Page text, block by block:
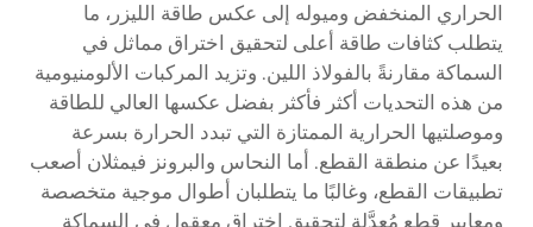
الحراري المنخفض وميوله إلى عكس طاقة الليزر، ما
يتطلب كثافات طاقة أعلى لتحقيق اختراق مماثل في
السماكة مقارنةً بالفولاذ اللين. وتزيد المركبات الألومنيومية
من هذه التحديات أكثر فأكثر بفضل عكسها العالي للطاقة
وموصلتيها الحرارية الممتازة التي تبدد الحرارة بسرعة
بعيدًا عن منطقة القطع. أما النحاس والبرونز فيمثلان أصعب
تطبيقات القطع، وغالبًا ما يتطلبان أطوال موجية متخصصة
ومعايير قطع مُعدَّلة لتحقيق اختراق معقول في السماكة